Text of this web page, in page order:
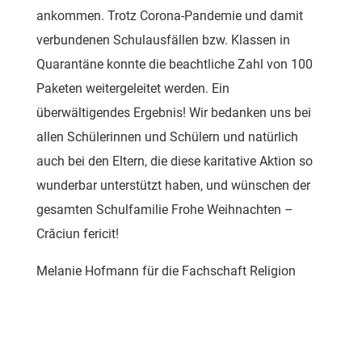
ankommen. Trotz Corona-Pandemie und damit
verbundenen Schulausfällen bzw. Klassen in
Quarantäne konnte die beachtliche Zahl von 100
Paketen weitergeleitet werden. Ein
überwältigendes Ergebnis! Wir bedanken uns bei
allen Schülerinnen und Schülern und natürlich
auch bei den Eltern, die diese karitative Aktion so
wunderbar unterstützt haben, und wünschen der
gesamten Schulfamilie Frohe Weihnachten –
Crăciun fericit!
Melanie Hofmann für die Fachschaft Religion